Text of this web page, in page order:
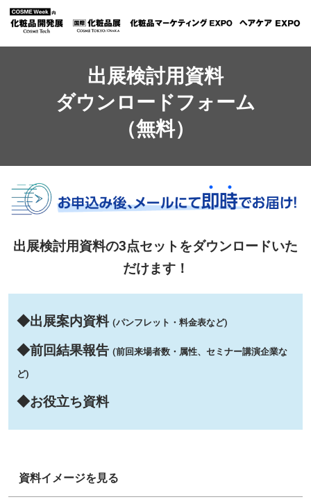
出展検討用資料
ダウンロードフォーム
（無料）
出展検討用資料の3点セットをダウンロードいた
だけます！
◆出展案内資料 (パンフレット・料金表など)
◆前回結果報告 (前回来場者数・属性、セミナー講演企業な
ど)
◆お役立ち資料
資料イメージを見る